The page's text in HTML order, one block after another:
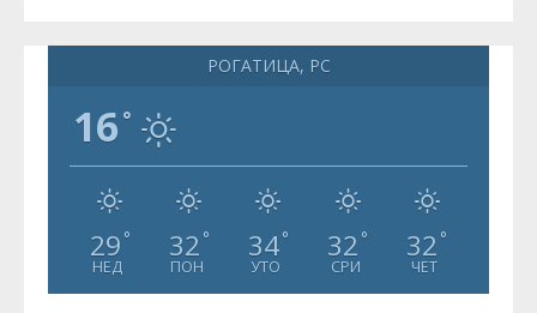
РОГАТИЦА, РС
16 °
29 °
НЕД
32 °
ПОН
34°
УТО
32 °
СРИ
32 °
ЧЕТ